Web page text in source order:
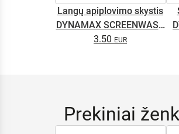
Langų apiplovimo skystis
DYNAMAX SCREENWASH
NANO 4l
3.50
Prekiniai